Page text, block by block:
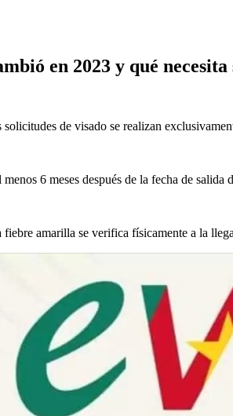
en 2023 y qué necesita
de visado se realizan
6 meses después de la fecha de
amarilla se verifica físicamente a la